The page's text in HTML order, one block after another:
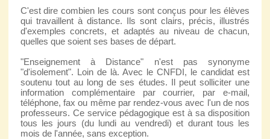
C'est dire combien les cours sont conçus pour les élèves
qui travaillent à distance. Ils sont clairs, précis, illustrés
d'exemples concrets, et adaptés au niveau de chacun,
quelles que soient ses bases de départ.
"Enseignement à Distance" n'est pas synonyme
"d'isolement". Loin de là. Avec le CNFDI, le candidat est
soutenu tout au long de ses études. Il peut solliciter une
information complémentaire par courrier, par e-mail,
téléphone, fax ou même par rendez-vous avec l'un de nos
professeurs. Ce service pédagogique est à sa disposition
tous les jours (du lundi au vendredi) et durant tous les
mois de l'année, sans exception.